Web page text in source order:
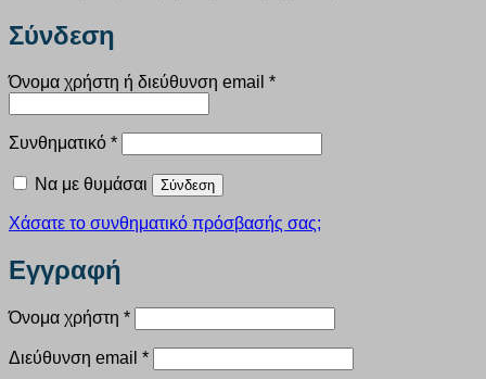
Σύνδεση
Όνομα χρήστη ή διεύθυνση email *Απαιτείται
Συνθηματικό *Απαιτείται
Να με θυμάσαι Σύνδεση
Χάσατε το συνθηματικό πρόσβασής σας;
Εγγραφή
Όνομα χρήστη *Απαιτείται
Διεύθυνση email *Απαιτείται